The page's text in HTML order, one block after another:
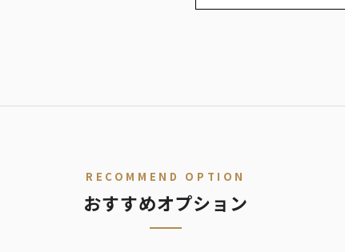
RECOMMEND OPTION
おすすめオプション